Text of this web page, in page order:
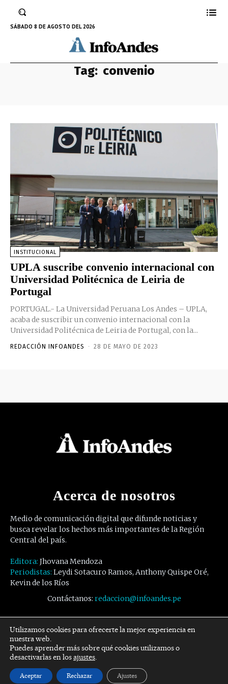
SÁBADO 8 DE AGOSTO DEL 2026
Tag: convenio
INSTITUCIONAL
UPLA suscribe convenio internacional con
Universidad Politécnica de Leiria de
Portugal
PORTUGAL.- La Universidad Peruana Los Andes – UPLA,
acaba de suscribir un convenio internacional con la
Universidad Politécnica de Leiria de Portugal, con la...
REDACCIÓN INFOANDES - 28 DE MAYO DE 2023
Acerca de nosotros
Medio de comunicación digital que difunde noticias y
busca revelar los hechos más importantes de la Región
Central del país.
Editora: Jhovana Mendoza
Periodistas: Leydi Sotacuro Ramos, Anthony Quispe Oré,
Kevin de los Ríos
Contáctanos: redaccion@infoandes.pe
Síguenos
Facebook Twitter Youtube
Utilizamos cookies para ofrecerte la mejor experiencia en
nuestra web.
Puedes aprender más sobre qué cookies utilizamos o
desactivarlas en losajustes.
Aceptar Rechazar Ajustes